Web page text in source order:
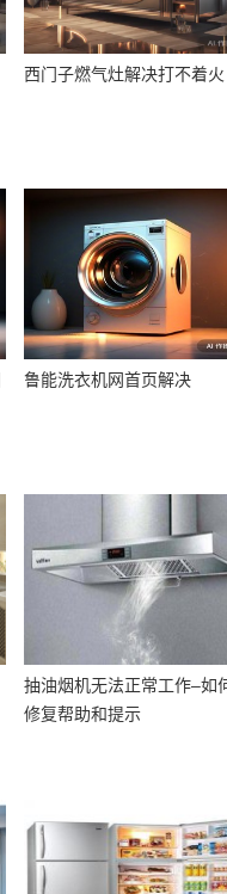
西门子燃气灶解决打不着火
鲁能洗衣机网首页解决
抽油烟机无法正常工作–如
修复帮助和提示